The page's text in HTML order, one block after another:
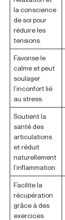
la conscience
de soi pour
réduire les
tensions.
Favorise le
calme et peut
soulager
l’inconfort lié
au stress.
Soutient la
santé des
articulations
et réduit
naturellement
l’inflammation.
Facilite la
récupération
grâce à des
exercices